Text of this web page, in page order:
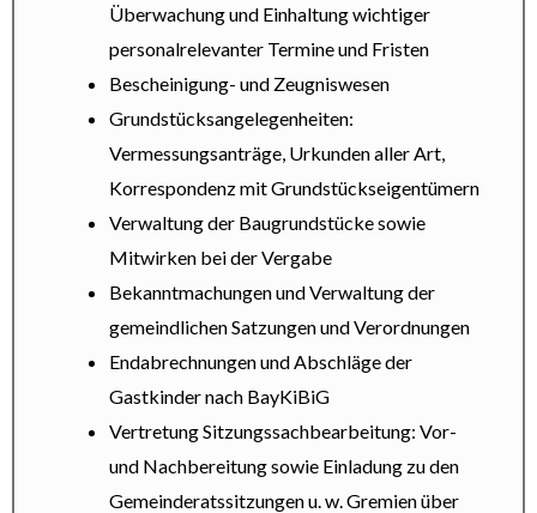
Überwachung und Einhaltung wichtiger
personalrelevanter Termine und Fristen
Bescheinigung- und Zeugniswesen
Grundstücksangelegenheiten:
Vermessungsanträge, Urkunden aller Art,
Korrespondenz mit Grundstückseigentümern
Verwaltung der Baugrundstücke sowie
Mitwirken bei der Vergabe
Bekanntmachungen und Verwaltung der
gemeindlichen Satzungen und Verordnungen
Endabrechnungen und Abschläge der
Gastkinder nach BayKiBiG
Vertretung Sitzungssachbearbeitung: Vor-
und Nachbereitung sowie Einladung zu den
Gemeinderatssitzungen u. w. Gremien über